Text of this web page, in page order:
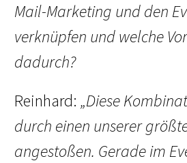
Mail-Marketing und den
verknüpfen und welche
dadurch?
Reinhard: „Diese
durch einen unserer
angestoßen. Gerade im